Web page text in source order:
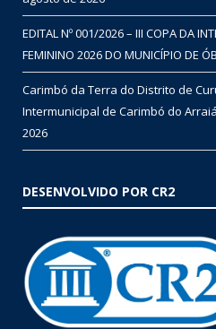
EDITAL Nº 001/2026 – III COPA DA
FEMININO 2026 DO MUNICÍPIO DE
Carimbó da Terra do Distrito de
Intermunicipal de Carimbó do
2026
DESENVOLVIDO POR CR2